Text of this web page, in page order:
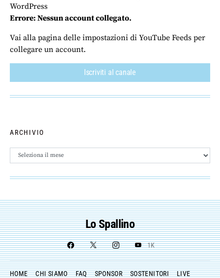
WordPress
Errore: Nessun account collegato.
Vai alla pagina delle impostazioni di YouTube Feeds per
collegare un account.
Iscriviti al canale
ARCHIVIO
Archivio
Lo Spallino
1K
HOME CHI SIAMO FAQ SPONSOR SOSTENITORI LIVE